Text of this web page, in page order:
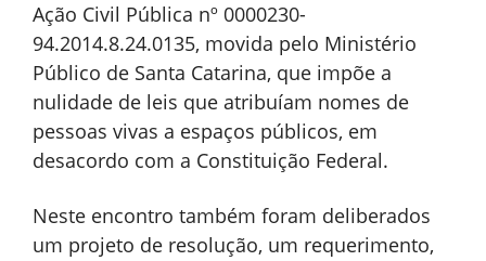
Ação Civil Pública nº 0000230-
94.2014.8.24.0135, movida pelo Ministério
Público de Santa Catarina, que impõe a
nulidade de leis que atribuíam nomes de
pessoas vivas a espaços públicos, em
desacordo com a Constituição Federal.
Neste encontro também foram deliberados
um projeto de resolução, um requerimento,